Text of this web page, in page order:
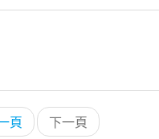
頁 下一頁